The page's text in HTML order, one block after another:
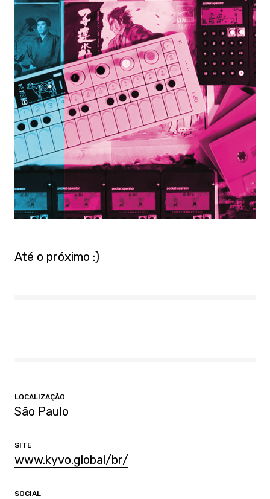
Até o próximo :)
LOCALIZAÇÃO
São Paulo
SITE
www.kyvo.global/br/
SOCIAL